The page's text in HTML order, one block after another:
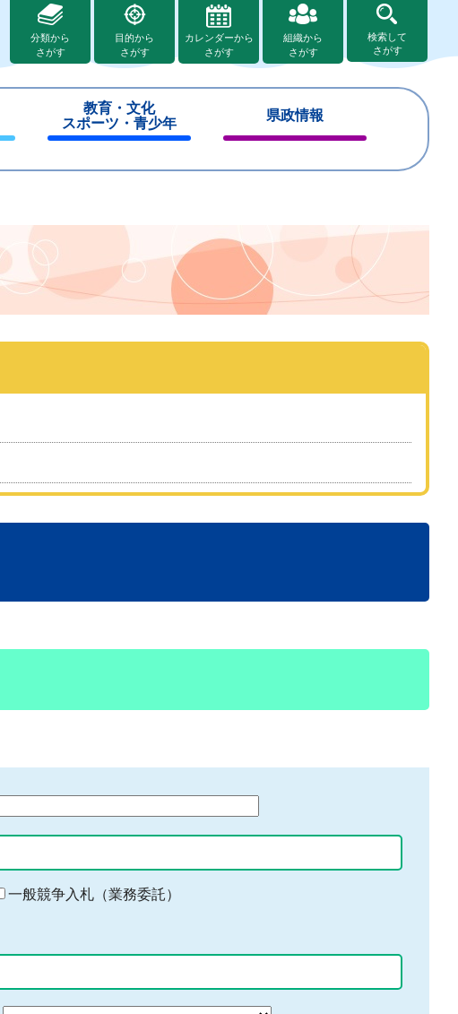
分類から
さがす
目的から
さがす
カレンダーから
さがす
組織から
さがす
検索して
さがす
教育・文化
スポーツ・青少年
じ
県政情報
じ
一般競争入札（業務委託）